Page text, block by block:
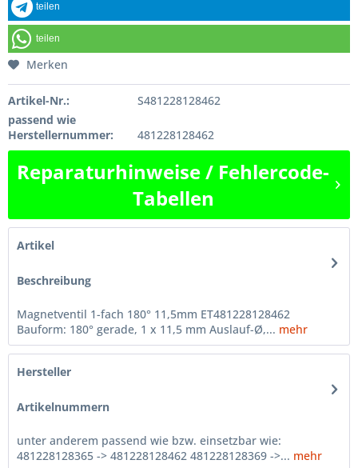
teilen
teilen
Merken
Artikel-Nr.:
S481228128462
passend wie
Herstellernummer:
481228128462
Reparaturhinweise / Fehlercode-
Tabellen
Artikel
Beschreibung
Magnetventil 1-fach 180° 11,5mm ET481228128462
Bauform: 180° gerade, 1 x 11,5 mm Auslauf-Ø,... mehr
Hersteller
Artikelnummern
unter anderem passend wie bzw. einsetzbar wie:
481228128365 -> 481228128462 481228128369 ->... mehr